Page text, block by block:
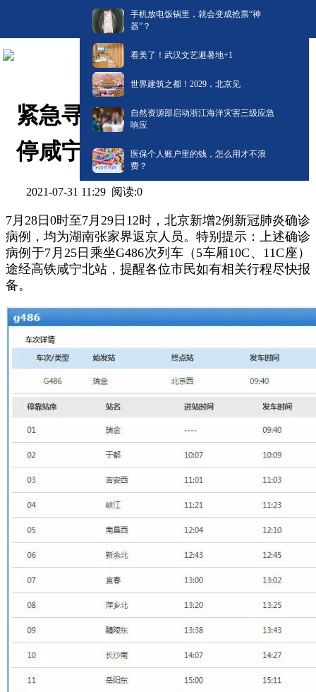
手机放电饭锅里，就会变成抢票“神
器”？
看美了！武汉文艺避暑地+1
世界建筑之都！2029，北京见
自然资源部启动浙江海洋灾害三级应急
响应
医保个人账户里的钱，怎么用才不浪
费？
紧急寻人！疫情关联高铁经
停咸宁北
2021-07-31 11:29 阅读:0
7月28日0时至7月29日12时，北京新增2例新冠肺炎确诊
病例，均为湖南张家界返京人员。特别提示：上述确诊
病例于7月25日乘坐G486次列车（5车厢10C、11C座）
途经高铁咸宁北站，提醒各位市民如有相关行程尽快报
备。